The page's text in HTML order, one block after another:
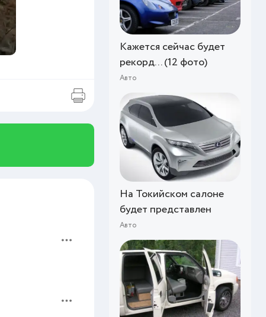
Кажется сейчас будет
рекорд... (12 фото)
Авто
На Токийском салоне
будет представлен
Авто